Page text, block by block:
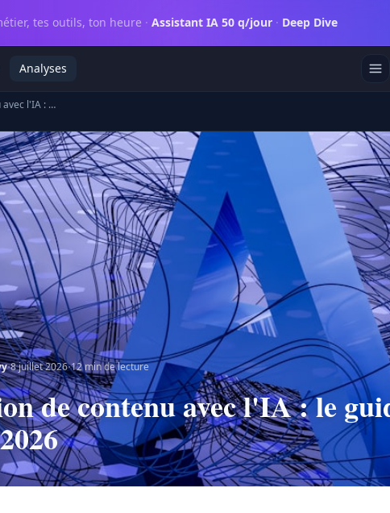
tes outils, ton heure ·Assistant IA 50 q/jour · Deep Dive
Analyses
Modération de contenu avec l'IA : le guide pratique 2026
·8 juillet 2026·12 min de lecture
de contenu avec l'IA : le